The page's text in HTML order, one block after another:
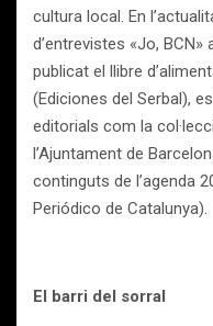
cultura local. En
d’entrevistes «Jo,
publicat el llibre
(Ediciones del Serbal),
editorials com la
l’Ajuntament de
continguts de l’agenda
Periódico de Catalunya).
El barri del sorral